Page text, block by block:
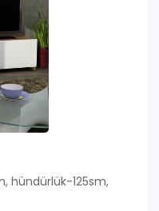
hündürlük-125sm,